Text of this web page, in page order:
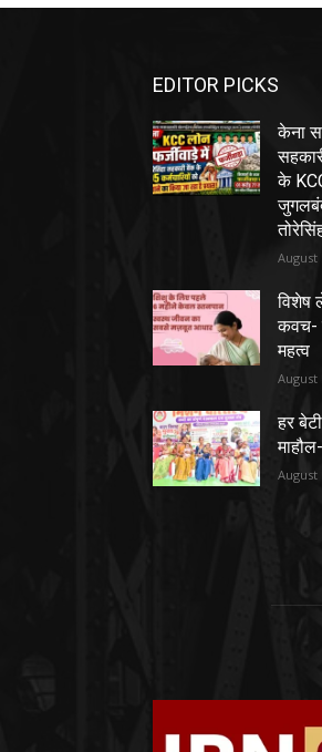
EDITOR PICKS
केना
के
August
विशेष
कवच-
महत्व
August
हर
August